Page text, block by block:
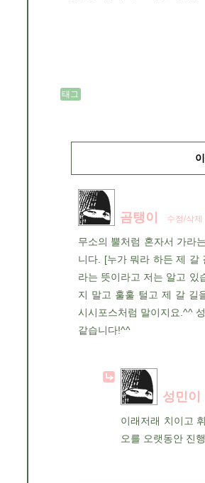
태그
곰탱이 수정/삭제
무소의 뿔처럼 혼자서 가라
니다. [누가 뭐라 하든 제 갈
라는 뜻이라고 저는 알고 있
지 말고 훌훌 털고 제 갈 길
시시포스처럼 말이지요.^^
같습니다!^^
성민이
이래저래 치이고
오를 오랫동안 진